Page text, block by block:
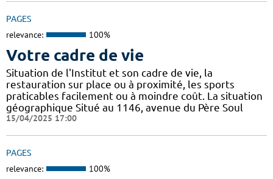
PAGES
relevance: 100%
Votre cadre de vie
Situation de l'Institut et son cadre de vie, la
restauration sur place ou à proximité, les sports
praticables facilement ou à moindre coût. La situation
géographique Situé au 1146, avenue du Père Soul
15/04/2025 17:00
PAGES
relevance: 100%